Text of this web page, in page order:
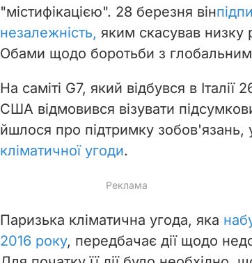
"містифікацією". 28 березня він
незалежність, яким скасував низку
Обами щодо боротьби з
На саміті G7, який відбувся в Італії
США відмовився візувати
йшлося про підтримку зобов'язань,
кліматичної угоди.
Паризька кліматична угода, яка
2016 року, передбачає дії щодо